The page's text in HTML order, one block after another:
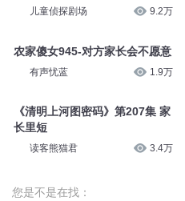
儿童侦探剧场 9.2万
农家傻女945-对方家长会不愿意
有声忧蓝 1.9万
《清明上河图密码》第207集 家
长里短
读客熊猫君 3.4万
您是不是在找：